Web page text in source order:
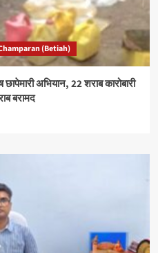
(Betiah)
अभियान, 22 शराब कारोबारी
बरामद